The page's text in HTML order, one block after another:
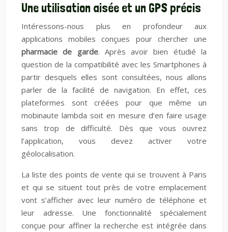
Une utilisation aisée et un GPS précis
Intéressons-nous plus en profondeur aux
applications mobiles conçues pour chercher une
pharmacie de garde. Après avoir bien étudié la
question de la compatibilité avec les Smartphones à
partir desquels elles sont consultées, nous allons
parler de la facilité de navigation. En effet, ces
plateformes sont créées pour que même un
mobinaute lambda soit en mesure d’en faire usage
sans trop de difficulté. Dès que vous ouvrez
l’application, vous devez activer votre
géolocalisation.
La liste des points de vente qui se trouvent à Paris
et qui se situent tout près de votre emplacement
vont s’afficher avec leur numéro de téléphone et
leur adresse. Une fonctionnalité spécialement
conçue pour affiner la recherche est intégrée dans